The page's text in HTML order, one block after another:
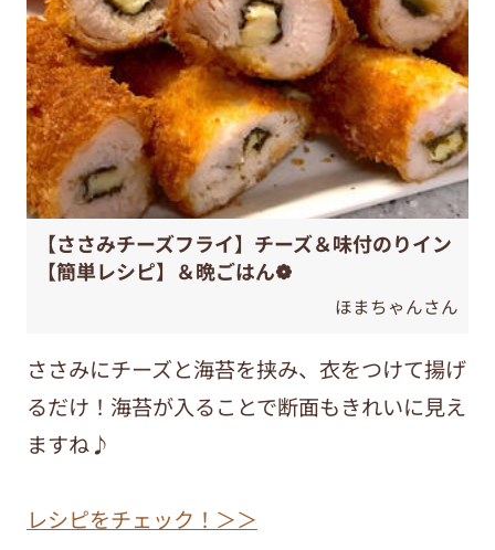
【ささみチーズフライ】チーズ＆味付のりイン
【簡単レシピ】＆晩ごはん❁︎
ほまちゃんさん
ささみにチーズと海苔を挟み、衣をつけて揚げ
るだけ！海苔が入ることで断面もきれいに見え
ますね♪
レシピをチェック！＞＞